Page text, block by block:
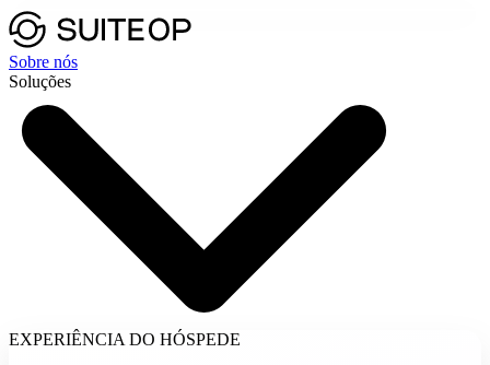
Sobre nós
Soluções
EXPERIÊNCIA DO HÓSPEDE